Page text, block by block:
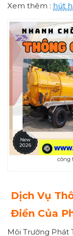
Xem thêm : hút
công
Dịch Vụ
Điền Của
Môi Trường Phát